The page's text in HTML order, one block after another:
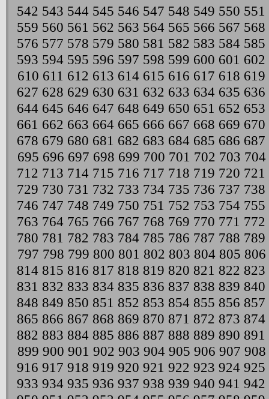
542 543 544 545 546 547 548 549 550 551
559 560 561 562 563 564 565 566 567 568
576 577 578 579 580 581 582 583 584 585
593 594 595 596 597 598 599 600 601 602
610 611 612 613 614 615 616 617 618 619
627 628 629 630 631 632 633 634 635 636
644 645 646 647 648 649 650 651 652 653
661 662 663 664 665 666 667 668 669 670
678 679 680 681 682 683 684 685 686 687
695 696 697 698 699 700 701 702 703 704
712 713 714 715 716 717 718 719 720 721
729 730 731 732 733 734 735 736 737 738
746 747 748 749 750 751 752 753 754 755
763 764 765 766 767 768 769 770 771 772
780 781 782 783 784 785 786 787 788 789
797 798 799 800 801 802 803 804 805 806
814 815 816 817 818 819 820 821 822 823
831 832 833 834 835 836 837 838 839 840
848 849 850 851 852 853 854 855 856 857
865 866 867 868 869 870 871 872 873 874
882 883 884 885 886 887 888 889 890 891
899 900 901 902 903 904 905 906 907 908
916 917 918 919 920 921 922 923 924 925
933 934 935 936 937 938 939 940 941 942